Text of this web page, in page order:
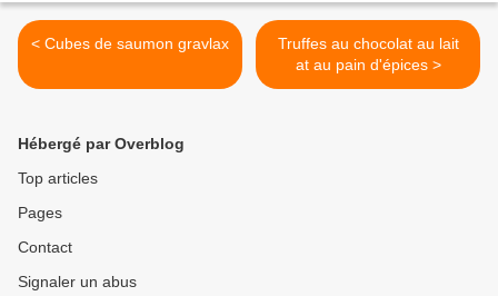
< Cubes de saumon gravlax
Truffes au chocolat au lait
at au pain d'épices >
Hébergé par Overblog
Top articles
Pages
Contact
Signaler un abus